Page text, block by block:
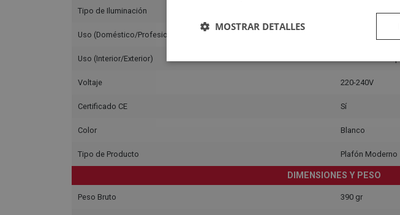
Tipo de Iluminación
Uso (Doméstico/Profesional)
Uso (Interior/Exterior)
Voltaje 220-240V
Certificado CE Sí
Color Blanco
Tipo de Producto Plafón Moderno
DIMENSIONES Y PESO
Peso Bruto 390 gr
MOSTRAR DETALLES